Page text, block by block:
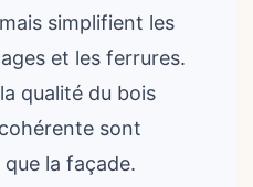
simplifient les
et les ferrures.
qualité du bois
sont
la façade.